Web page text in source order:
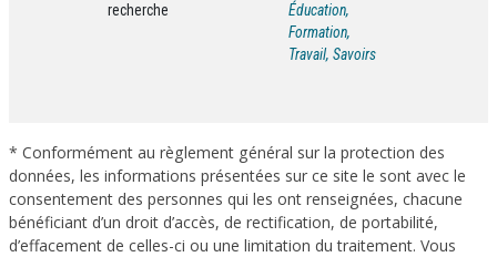
recherche
Éducation,
Formation,
Travail, Savoirs
* Conformément au règlement général sur la protection des
données, les informations présentées sur ce site le sont avec le
consentement des personnes qui les ont renseignées, chacune
bénéficiant d’un droit d’accès, de rectification, de portabilité,
d’effacement de celles-ci ou une limitation du traitement. Vous